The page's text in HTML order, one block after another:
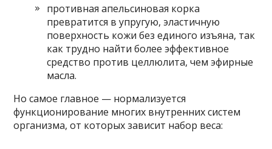
противная апельсиновая корка
превратится в упругую, эластичную
поверхность кожи без единого изъяна, так
как трудно найти более эффективное
средство против целлюлита, чем эфирные
масла.
Но самое главное — нормализуется
функционирование многих внутренних систем
организма, от которых зависит набор веса: